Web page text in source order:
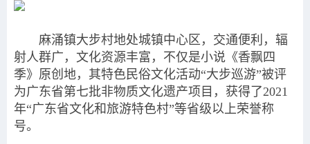
麻涌镇大步村地处城镇中心区，交通便利，辐
射人群广，文化资源丰富，不仅是小说《香飘四
季》原创地，其特色民俗文化活动“大步巡游”被评
为广东省第七批非物质文化遗产项目，获得了2021
年“广东省文化和旅游特色村”等省级以上荣誉称
号。